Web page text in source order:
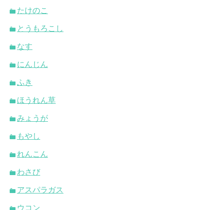
たけのこ
とうもろこし
なす
にんじん
ふき
ほうれん草
みょうが
もやし
れんこん
わさび
アスパラガス
ウコン